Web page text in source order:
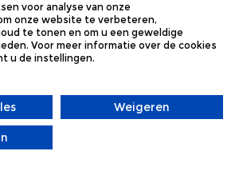
Kelch Craft 35 cl
voor analyse van onze
onze website te verbeteren,
te tonen en om u een geweldige
Voor meer informatie over de cookies
u de instellingen.
Weigeren